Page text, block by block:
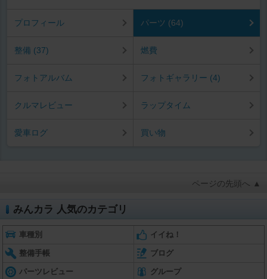
プロフィール パーツ (64)
整備 (37) 燃費
フォトアルバム フォトギャラリー (4)
クルマレビュー ラップタイム
愛車ログ 買い物
ページの先頭へ ▲
みんカラ 人気のカテゴリ
車種別 イイね！
整備手帳 ブログ
パーツレビュー グループ